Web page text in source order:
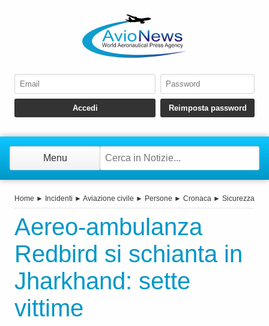
Menu
Home ► Incidenti ► Aviazione civile ► Persone ► Cronaca ► Sicurezza
Aereo-ambulanza
Redbird si schianta in
Jharkhand: sette
vittime